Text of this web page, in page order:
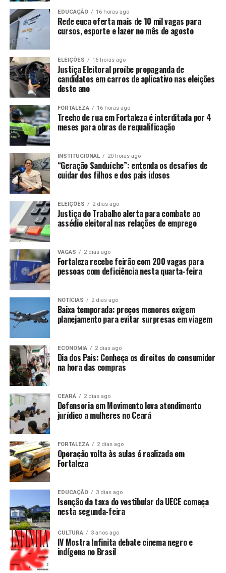
EDUCAÇÃO 16 horas ago
Rede cuca oferta mais de 10 mil vagas para
cursos, esporte e lazer no mês de agosto
ELEIÇÕES 16 horas ago
Justiça Eleitoral proíbe propaganda de
candidatos em carros de aplicativo nas eleições
deste ano
FORTALEZA 16 horas ago
Trecho de rua em Fortaleza é interditada por 4
meses para obras de requalificação
INSTITUCIONAL 20 horas ago
“Geração Sanduíche”: entenda os desafios de
cuidar dos filhos e dos pais idosos
ELEIÇÕES 2 dias ago
Justiça do Trabalho alerta para combate ao
assédio eleitoral nas relações de emprego
VAGAS 2 dias ago
Fortaleza recebe feirão com 200 vagas para
pessoas com deficiência nesta quarta-feira
NOTÍCIAS 2 dias ago
Baixa temporada: preços menores exigem
planejamento para evitar surpresas em viagem
ECONOMIA 2 dias ago
Dia dos Pais: Conheça os direitos do consumidor
na hora das compras
CEARÁ 2 dias ago
Defensoria em Movimento leva atendimento
jurídico a mulheres no Ceará
FORTALEZA 2 dias ago
Operação volta às aulas é realizada em
Fortaleza
EDUCAÇÃO 3 dias ago
Isenção da taxa do vestibular da UECE começa
nesta segunda-feira
CULTURA 3 anos ago
IV Mostra Infinita debate cinema negro e
indígena no Brasil